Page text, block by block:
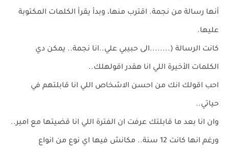
أنها رسالة من نجمة. اقترب منها، وبدأ يقرأ الكلمات المكتوبة
عليها.
كانت الرسالة (........الى حبيبي علي..انا نجمة.. يمكن دي
الكلمات الأخيرة اللي انا هقدر اقولهلك..
احب اقولك انك من احسن الاشخاص اللي انا قابلتهم في
حياتي..
وان انا بعد ما قابلتك عرفت ان الفترة اللي انا قضيتها مع امير..
ورغم انها كانت 12 سنة.. مكانش فيها اي نوع من انواع